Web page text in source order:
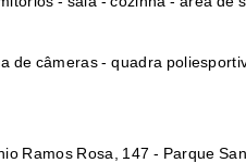
de câmeras - quadra
Ramos Rosa, 147 - Parque